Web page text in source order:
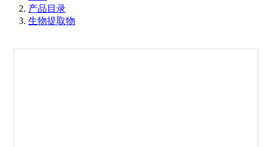
产品目录
生物提取物